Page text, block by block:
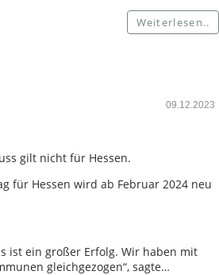
Weiterlesen..
09.12.2023
gilt nicht für Hessen.
für Hessen wird ab Februar 2024 neu
ist ein großer Erfolg. Wir haben mit
gleichgezogen“, sagte…